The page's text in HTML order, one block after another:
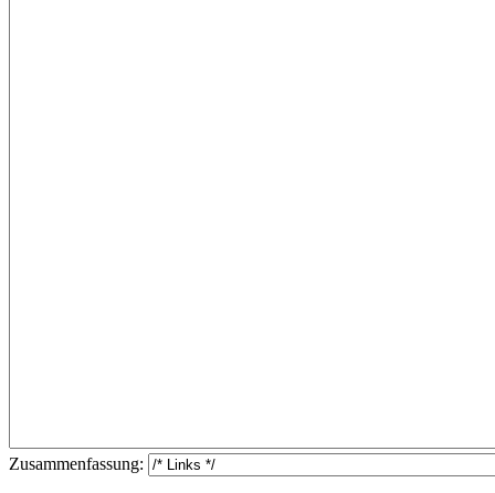
Zusammenfassung: